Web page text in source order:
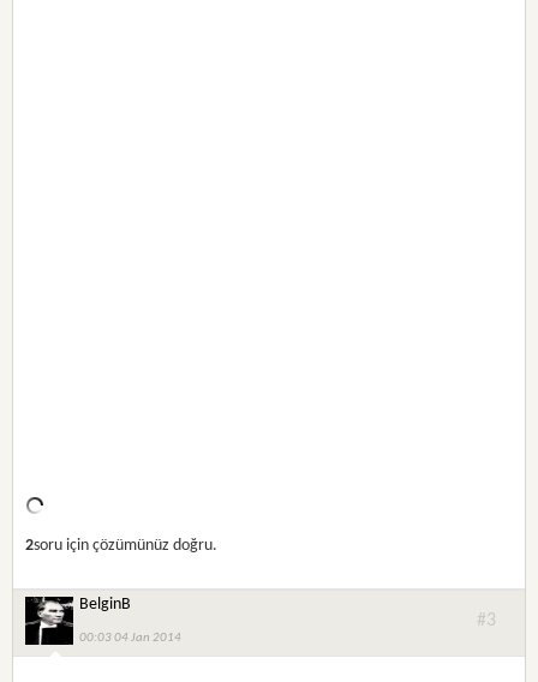
2soru için çözümünüz doğru.
BelginB
00:03 04 Jan 2014
#3